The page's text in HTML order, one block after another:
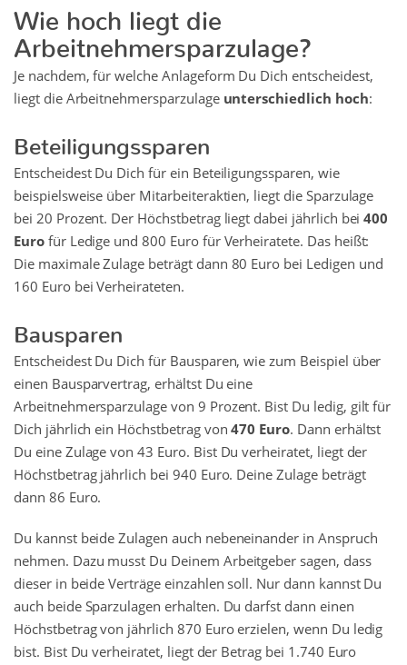
Wie hoch liegt die
Arbeitnehmersparzulage?
Je nachdem, für welche Anlageform Du Dich entscheidest,
liegt die Arbeitnehmersparzulage unterschiedlich hoch:
Beteiligungssparen
Entscheidest Du Dich für ein Beteiligungssparen, wie
beispielsweise über Mitarbeiteraktien, liegt die Sparzulage
bei 20 Prozent. Der Höchstbetrag liegt dabei jährlich bei400
Eurofür Ledige und 800 Euro für Verheiratete. Das heißt:
Die maximale Zulage beträgt dann 80 Euro bei Ledigen und
160 Euro bei Verheirateten.
Bausparen
Entscheidest Du Dich für Bausparen, wie zum Beispiel über
einen Bausparvertrag, erhältst Du eine
Arbeitnehmersparzulage von 9 Prozent. Bist Du ledig, gilt für
Dich jährlich ein Höchstbetrag von470 Euro. Dann erhältst
Du eine Zulage von 43 Euro. Bist Du verheiratet, liegt der
Höchstbetrag jährlich bei 940 Euro. Deine Zulage beträgt
dann 86 Euro.
Du kannst beide Zulagen auch nebeneinander in Anspruch
nehmen. Dazu musst Du Deinem Arbeitgeber sagen, dass
dieser in beide Verträge einzahlen soll. Nur dann kannst Du
auch beide Sparzulagen erhalten. Du darfst dann einen
Höchstbetrag von jährlich 870 Euro erzielen, wenn Du ledig
bist. Bist Du verheiratet, liegt der Betrag bei 1.740 Euro